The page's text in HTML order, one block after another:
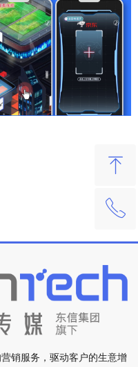
销服务，驱动客户的生意增
ꁸ
回到顶部
ꂅ